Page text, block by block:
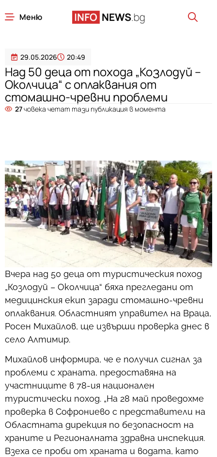
Меню
29.05.2026 20:49
Над 50 деца от похода „Козлодуй –
Околчица“ с оплаквания от
стомашно-чревни проблеми
27човека четат тази публикация в момента
Вчера над 50 деца от туристическия поход
„Козлодуй – Околчица“ бяха прегледани от
медицинския екип заради стомашно-чревни
оплаквания. Областният управител на Враца,
Росен Михайлов, ще извърши проверка днес в
село Алтимир.
Михайлов информира, че е получил сигнал за
проблеми с храната, предоставяна на
участниците в 78-ия национален
туристически поход. „На 28 май проведохме
проверка в Софрониево с представители на
Областната дирекция по безопасност на
храните и Регионалната здравна инспекция.
Взеха се проби от храната и водата, като